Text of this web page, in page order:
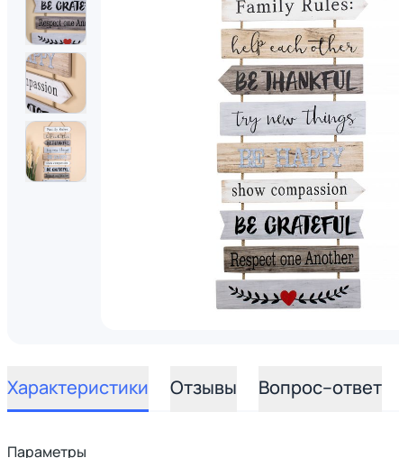
Характеристики Отзывы Вопрос–ответ
Параметры